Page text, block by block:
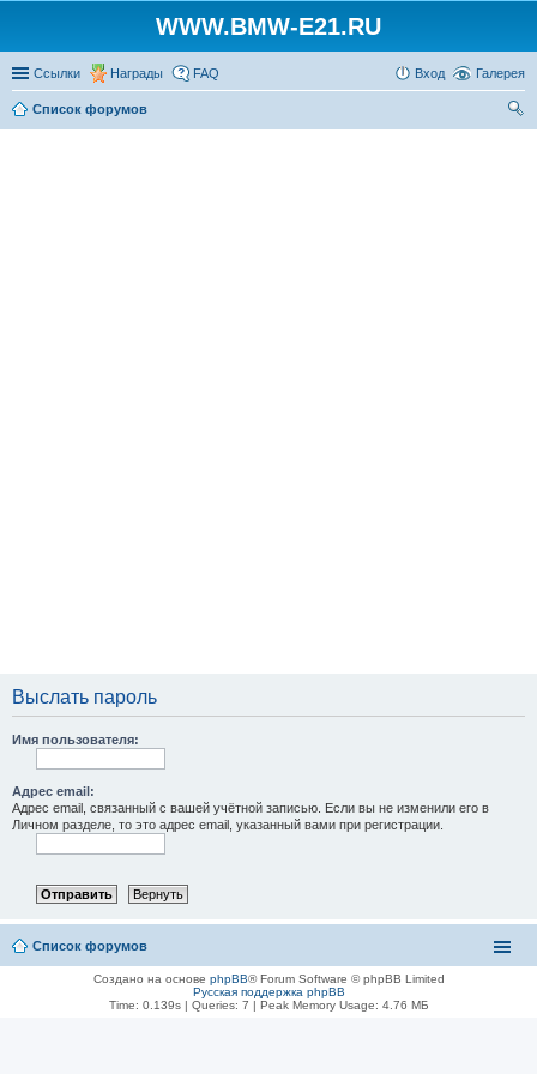
WWW.BMW-E21.RU
Ссылки Награды Галерея
FAQ Вход
Список форумов
Выслать пароль
Имя пользователя:
Адрес email:
Адрес email, связанный с вашей учётной записью. Если вы не изменили его в
Личном разделе, то это адрес email, указанный вами при регистрации.
Список форумов
Создано на основе phpBB® Forum Software © phpBB Limited
Русская поддержка phpBB
Time: 0.139s| Queries: 7 | Peak Memory Usage: 4.76 МБ